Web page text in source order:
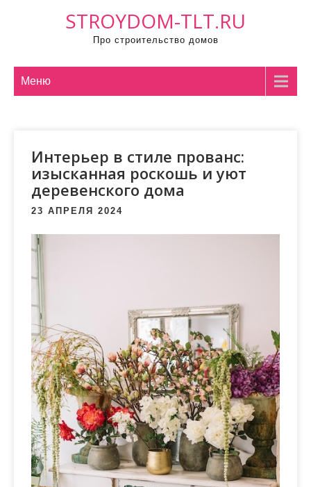
STROYDOM-TLT.RU
Про строительство домов
Меню
Интерьер в стиле прованс:
изысканная роскошь и уют
деревенского дома
23 АПРЕЛЯ 2024